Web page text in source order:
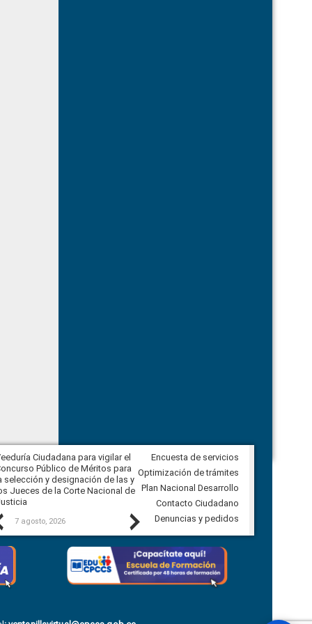
Previous
Ciudadana para vigilar el
Público de Méritos para
selección y designación de las y
Jueces de la Corte Nacional de
7 agosto, 2026
Veeduría para realizar el
seguimiento de la gestión
Autónomo Descentralizado
parroquial rural de Calacalí
6 agosto, 2026
Next
Encuesta de servicios
Optimización de trámites
Plan Nacional Desarrollo
Contacto Ciudadano
Denuncias y pedidos